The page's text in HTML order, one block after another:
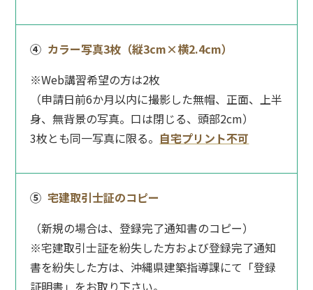
④ カラー写真3枚（縦3cm×横2.4cm）
※Web講習希望の方は2枚
（申請日前6か月以内に撮影した無帽、正面、上半
身、無背景の写真。口は閉じる、頭部2cm）
3枚とも同一写真に限る。 自宅プリント不可
⑤ 宅建取引士証のコピー
（新規の場合は、登録完了通知書のコピー）
※宅建取引士証を紛失した方および登録完了通知
書を紛失した方は、沖縄県建築指導課にて「登録